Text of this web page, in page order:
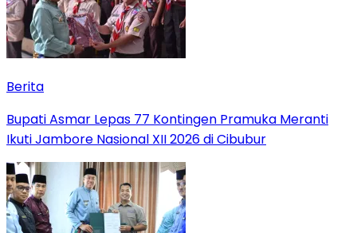
Berita
Bupati Asmar Lepas 77 Kontingen Pramuka Meranti
Ikuti Jambore Nasional XII 2026 di Cibubur